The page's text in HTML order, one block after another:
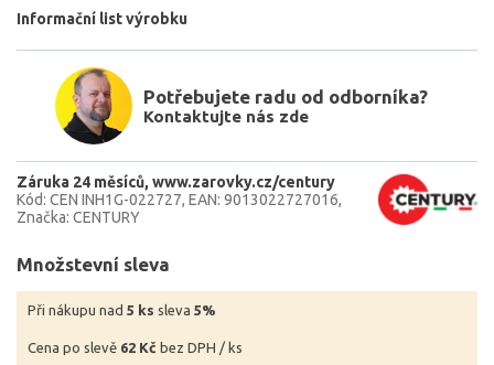
Informační list výrobku
Potřebujete radu od odborníka?
Kontaktujte nás zde
Záruka 24 měsíců www.zarovky.cz/century
Kód: CEN INH1G-022727 EAN: 9013022727016
Značka: CENTURY
Množstevní sleva
Při nákupu nad 5 ks sleva 5%
Cena po slevě 62 Kč bez DPH / ks